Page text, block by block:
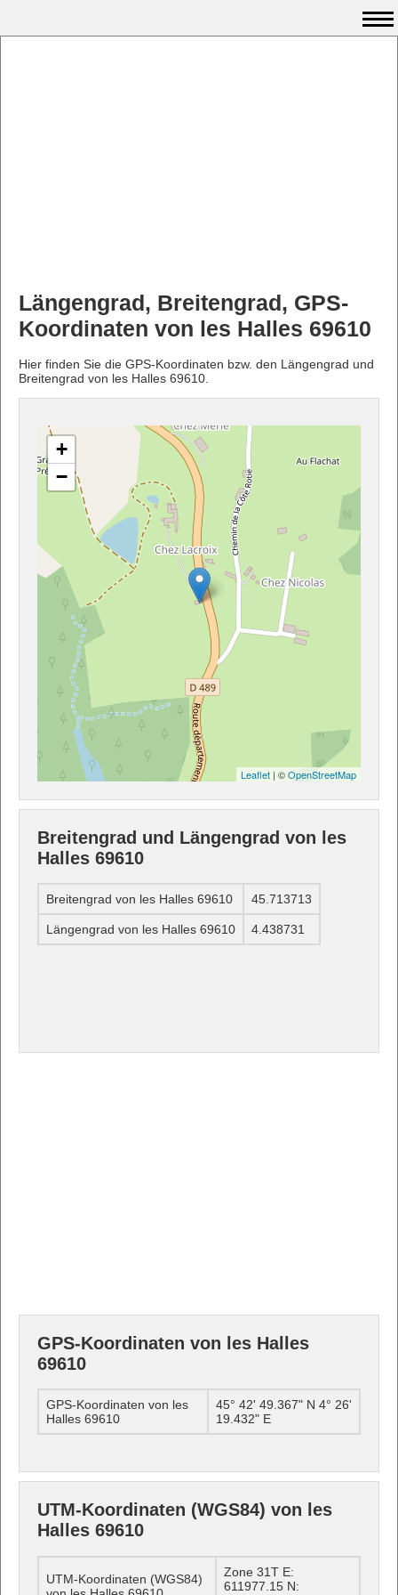
Längengrad, Breitengrad, GPS-
Koordinaten von les Halles 69610
Hier finden Sie die GPS-Koordinaten bzw. den Längengrad und
Breitengrad von les Halles 69610.
+
−
Leaflet | ©OpenStreetMap
Breitengrad und Längengrad von les
Halles 69610
Breitengrad von les Halles 69610 45.713713
Längengrad von les Halles 69610 4.438731
GPS-Koordinaten von les Halles
69610
GPS-Koordinaten von les
Halles 69610
45° 42' 49.367" N 4° 26'
19.432" E
UTM-Koordinaten (WGS84) von les
Halles 69610
UTM-Koordinaten (WGS84)
Zone 31T E:
611977.15 N: